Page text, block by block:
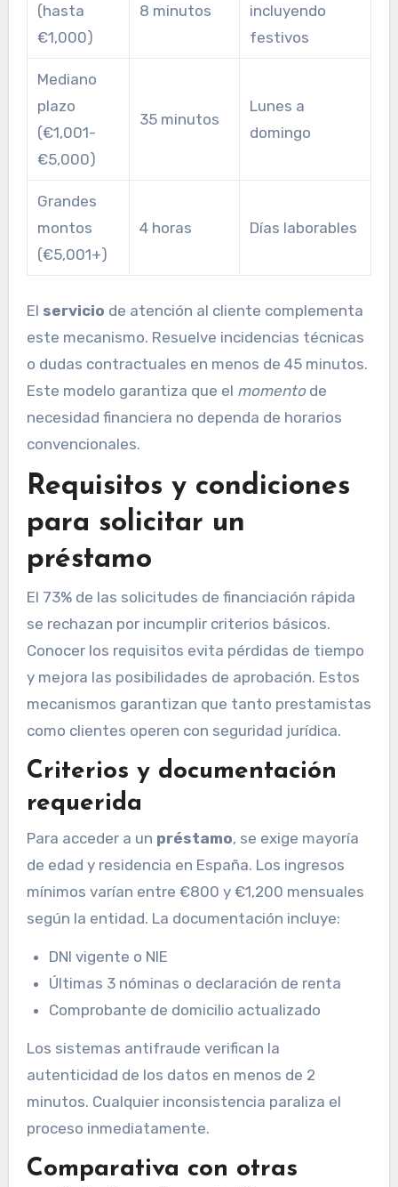
(hasta
€1,000)
8 minutos
incluyendo
festivos
Mediano
plazo
(€1,001-
€5,000)
35 minutos
Lunes a
domingo
Grandes
montos
(€5,001+)
4 horas Días laborables
El servicio de atención al cliente complementa
este mecanismo. Resuelve incidencias técnicas
o dudas contractuales en menos de 45 minutos.
Este modelo garantiza que el momentode
necesidad financiera no dependa de horarios
convencionales.
Requisitos y condiciones
para solicitar un
préstamo
El 73% de las solicitudes de financiación rápida
se rechazan por incumplir criterios básicos.
Conocer los requisitos evita pérdidas de tiempo
y mejora las posibilidades de aprobación. Estos
mecanismos garantizan que tanto prestamistas
como clientes operen con seguridad jurídica.
Criterios y documentación
requerida
Para acceder a un préstamo, se exige mayoría
de edad y residencia en España. Los ingresos
mínimos varían entre €800 y €1,200 mensuales
según la entidad. La documentación incluye:
DNI vigente o NIE
Últimas 3 nóminas o declaración de renta
Comprobante de domicilio actualizado
Los sistemas antifraude verifican la
autenticidad de los datos en menos de 2
minutos. Cualquier inconsistencia paraliza el
proceso inmediatamente.
Comparativa con otras